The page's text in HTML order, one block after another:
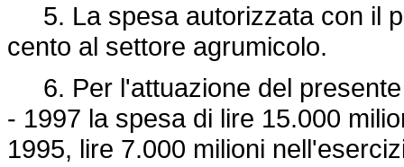
5. La spesa autorizzata con il
cento al settore agrumicolo.
6. Per l'attuazione del presente
- 1997 la spesa di lire 15.000
1995, lire 7.000 milioni